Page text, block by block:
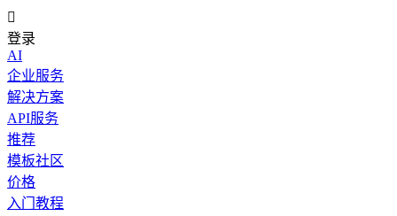

登录
AI
企业服务
解决方案
API服务
推荐
模板社区
价格
入门教程